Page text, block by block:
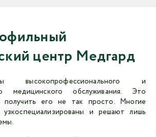
центр Медгард
и
медицинского обслуживания. Это
получить его не так просто. Многие
узкоспециализированы и решают лишь